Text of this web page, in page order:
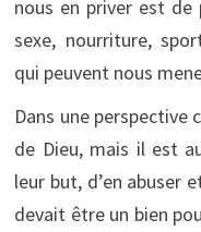
nous en priver est de
sexe, nourriture,
qui peuvent nous
Dans une perspective
de Dieu, mais il est
leur but, d’en abuser
devait être un bien